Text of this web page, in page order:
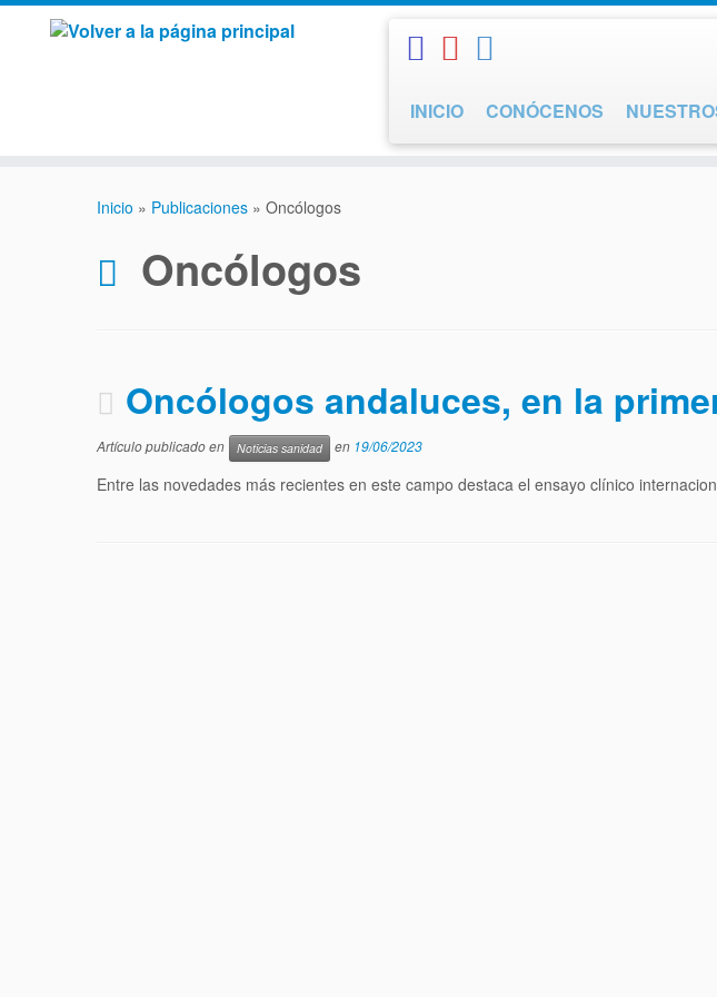
Saltar
INICIO CONÓCENOS
Inicio » Publicaciones » Oncólogos
Oncólogos
Oncólogos andaluces, en la
Artículo publicado en Noticias sanidad en 19/06/2023
Entre las novedades más recientes en este campo destaca el ensayo clínico